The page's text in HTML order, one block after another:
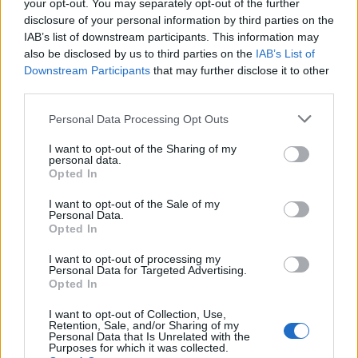
your opt-out. You may separately opt-out of the further
disclosure of your personal information by third parties on the
IAB’s list of downstream participants. This information may
also be disclosed by us to third parties on the IAB’s List of
Downstream Participants that may further disclose it to other
Personal Data Processing Opt Outs
I want to opt-out of the Sharing of my
personal data.
Opted In
I want to opt-out of the Sale of my
Personal Data.
Opted In
I want to opt-out of processing my
Personal Data for Targeted Advertising.
Opted In
I want to opt-out of Collection, Use,
Retention, Sale, and/or Sharing of my
Personal Data that Is Unrelated with the
Purposes for which it was collected.
Baka András elfogadta a felkérést a
köztársasági elnöki tisztségre